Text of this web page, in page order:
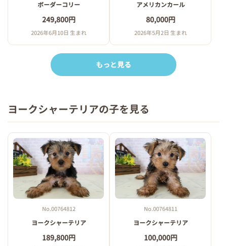
ボーダーコリー
249,800円
2026年6月10日 生まれ
アメリカンカール
80,000円
2026年5月2日 生まれ
もっと見る
ヨークシャーテリアの子を見る
No.00764812
ヨークシャーテリア
189,800円
No.00764811
ヨークシャーテリア
100,000円